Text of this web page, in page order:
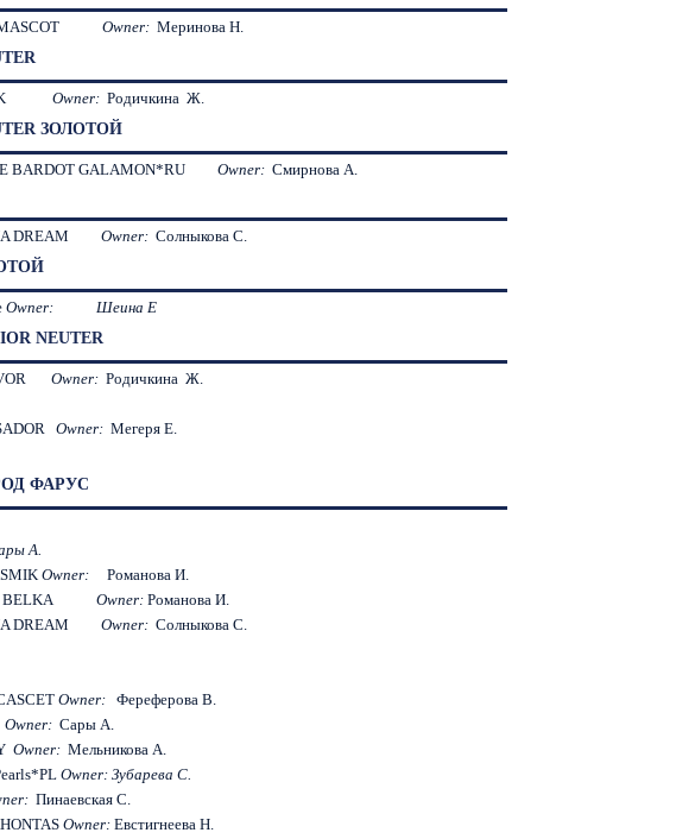
MASCOT Owner: Меринова Н.
Owner: Родичкина Ж.
ЗОЛОТОЙ
BARDOT GALAMON*RU Owner: Смирнова А.
DREAM Owner: Солныкова С.
Owner: Шеина Е
NEUTER
Owner: Родичкина Ж.
Owner: Мегеря Е.
ФАРУС
А.
Owner: Романова И.
BELKA Owner: Романова И.
DREAM Owner: Солныкова С.
Owner: Фереферова В.
Owner: Сары А.
Owner: Мельникова А.
Owner: Зубарева С.
: Пинаевская С.
Owner: Евстигнеева Н.